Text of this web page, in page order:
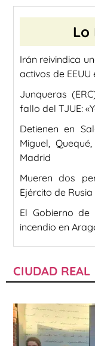
Lo
Irán reivindica
activos de
Junqueras
fallo del TJUE:
Detienen en
Miguel,
Madrid
Mueren dos
Ejército de
El Gobierno
incendio en
CIUDAD REAL